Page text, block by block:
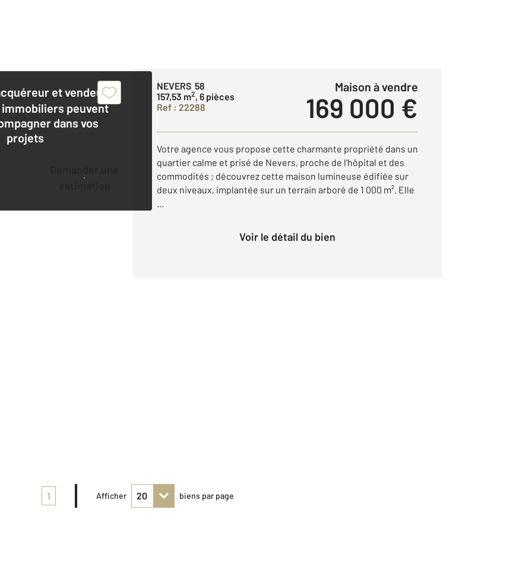
et vendeur,
immobiliers peuvent
dans vos
projets
NEVERS 58
157,53 m2, 6 pièces
Ref : 22288
Maison à vendre
169 000 €
Votre agence vous propose cette charmante propriété dans un
quartier calme et prisé de Nevers, proche de l'hôpital et des
commodités ; découvrez cette maison lumineuse édifiée sur
deux niveaux, implantée sur un terrain arboré de 1 000 m². Elle
...
Voir le détail du bien
1 Afficher biens par page